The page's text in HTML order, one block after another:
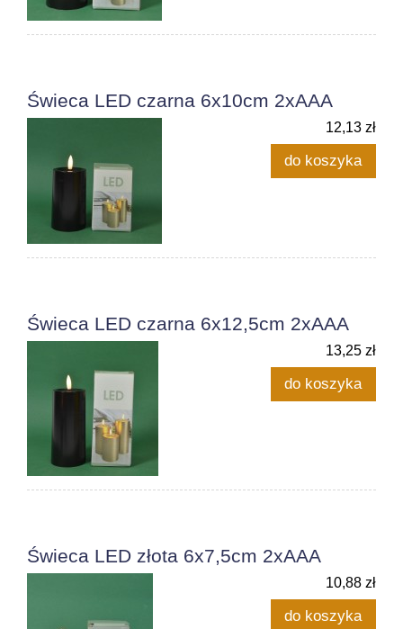
Świeca LED czarna 6x10cm 2xAAA
12,13 zł
do koszyka
Świeca LED czarna 6x12,5cm 2xAAA
13,25 zł
do koszyka
Świeca LED złota 6x7,5cm 2xAAA
10,88 zł
do koszyka